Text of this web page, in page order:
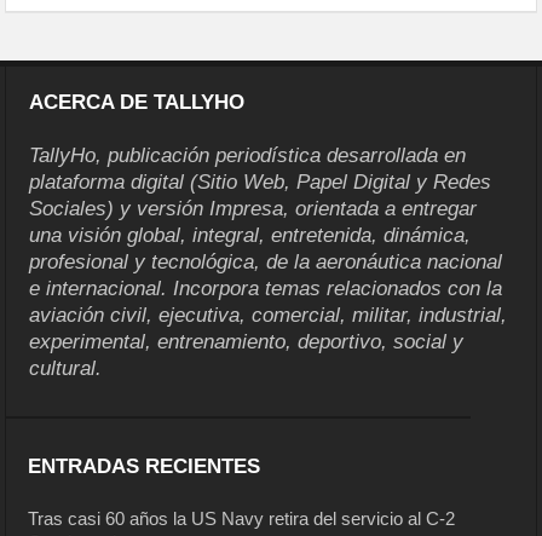
ACERCA DE TALLYHO
TallyHo, publicación periodística desarrollada en
plataforma digital (Sitio Web, Papel Digital y Redes
Sociales) y versión Impresa, orientada a entregar
una visión global, integral, entretenida, dinámica,
profesional y tecnológica, de la aeronáutica nacional
e internacional. Incorpora temas relacionados con la
aviación civil, ejecutiva, comercial, militar, industrial,
experimental, entrenamiento, deportivo, social y
cultural.
ENTRADAS RECIENTES
Tras casi 60 años la US Navy retira del servicio al C-2